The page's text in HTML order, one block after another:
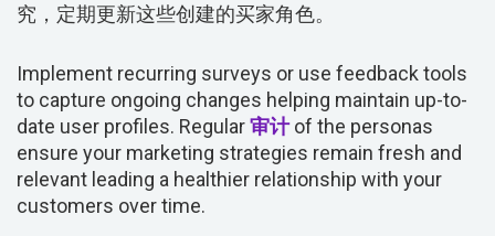
究，定期更新这些创建的买家角色。
Implement recurring surveys or use feedback tools
to capture ongoing changes helping maintain up-to-
date user profiles. Regular审计of the personas
ensure your marketing strategies remain fresh and
relevant leading a healthier relationship with your
customers over time.